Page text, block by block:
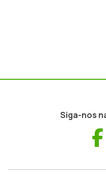
Siga-nos